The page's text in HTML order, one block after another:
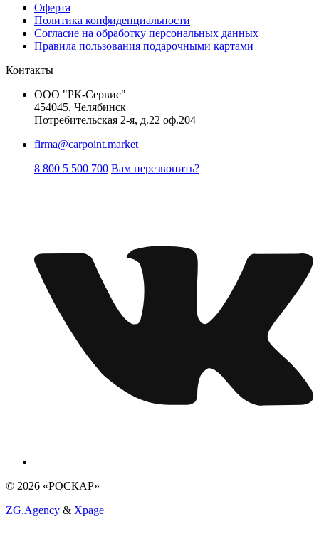
Оферта
Политика конфиденциальности
Согласие на обработку персональных данных
Правила пользования подарочными картами
Контакты
ООО "РК-Сервис"
454045, Челябинск
Потребительская 2-я, д.22 оф.204
firma@carpoint.market
8 800 5 500 700 Вам перезвонить?
© 2026 «РОСКАР»
ZG.Agency & Xpage